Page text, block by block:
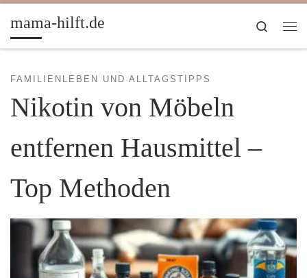
Zum Inhalt springen
mama-hilft.de
Search
FAMILIENLEBEN UND ALLTAGSTIPPS
Nikotin von Möbeln
entfernen Hausmittel –
Top Methoden